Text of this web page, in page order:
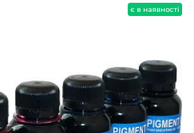
є в наявності